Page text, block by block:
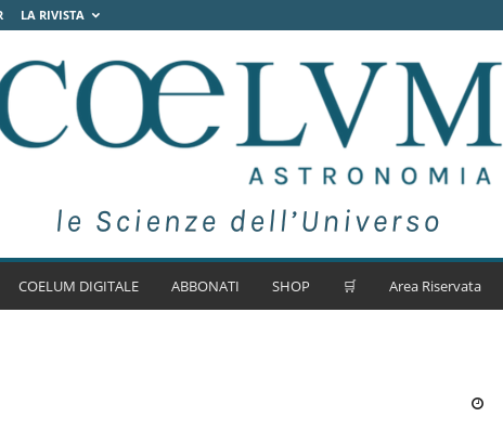
LA RIVISTA
COELUM DIGITALE ABBONATI SHOP 🛒 Area Riservata